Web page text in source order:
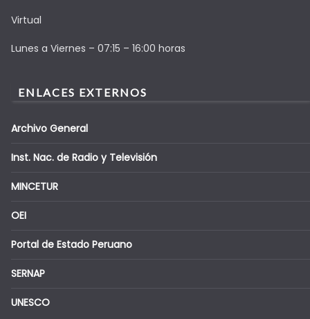
Virtual
Lunes a Viernes – 07:15 – 16:00 horas
ENLACES EXTERNOS
Archivo General
Inst. Nac. de Radio y Televisión
MINCETUR
OEI
Portal de Estado Peruano
SERNAP
UNESCO